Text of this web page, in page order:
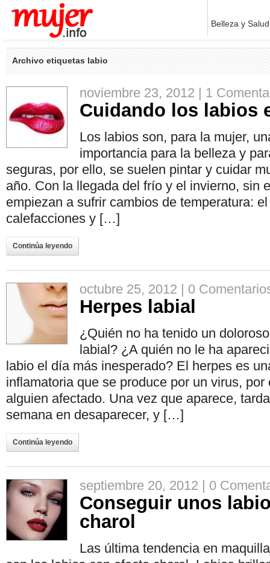
Belleza y Salud
Archivo etiquetas labio
noviembre 23, 2012 | 1
Cuidando los labios
Los labios son, para la mujer,
importancia para la belleza y
seguras, por ello, se suelen pintar y cuidar
año. Con la llegada del frío y el invierno, sin
empiezan a sufrir cambios de temperatura:
calefacciones y […]
Continúa leyendo
octubre 25, 2012 | 0
Herpes labial
¿Quién no ha tenido un
labial? ¿A quién no le ha
labio el día más inesperado? El herpes es
inflamatoria que se produce por un virus,
alguien afectado. Una vez que aparece,
semana en desaparecer, y […]
Continúa leyendo
septiembre 20, 2012 | 0
Conseguir unos
charol
Las última tendencia en